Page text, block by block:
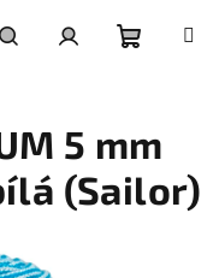
košík
5 mm
(Sailor)